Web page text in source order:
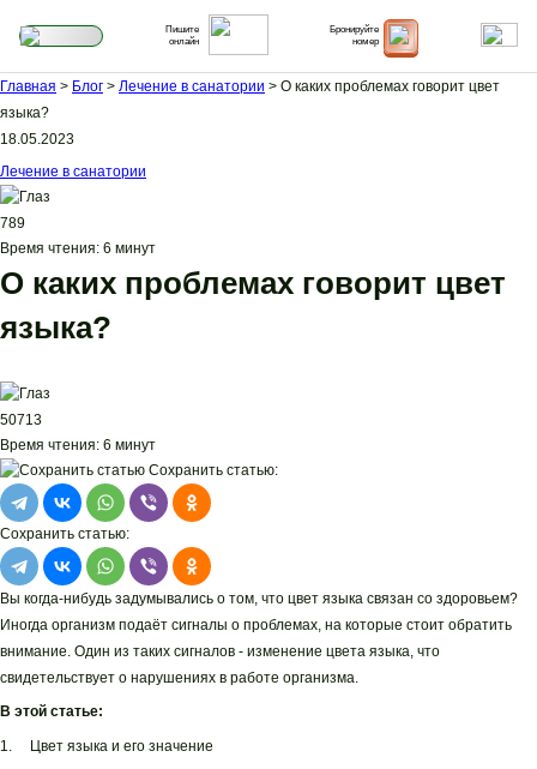
Пишите
онлайн
Бронируйте
номер
Главная > Блог > Лечение в санатории > О каких проблемах говорит цвет
языка?
18.05.2023
Лечение в санатории
789
Время чтения: 6 минут
О каких проблемах говорит цвет
языка?
50713
Время чтения: 6 минут
Сохранить статью:
Сохранить статью:
Вы когда-нибудь задумывались о том, что цвет языка связан со здоровьем?
Иногда организм подаёт сигналы о проблемах, на которые стоит обратить
внимание. Один из таких сигналов - изменение цвета языка, что
свидетельствует о нарушениях в работе организма.
В этой статье:
1. Цвет языка и его значение